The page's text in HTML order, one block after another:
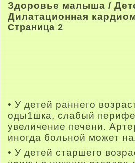
Здоровье малыша /
Дилатационная
Страница 2
• У детей раннего
оды1шка, слабый
увеличение печени.
иногда больной может
• У детей старшего